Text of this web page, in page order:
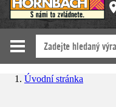
Úvodní stránka